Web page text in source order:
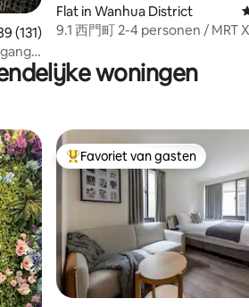
beoordeling van 4,89 op 5, 131
(131)
Flat in Wanhua District
9.1 西門町 2-4 personen / MRT
woningen
Topfavoriet van gasten
Favoriet van gasten